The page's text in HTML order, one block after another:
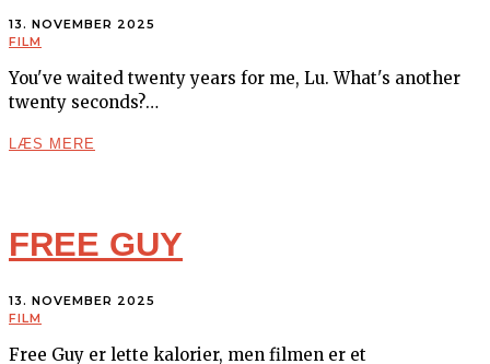
13. NOVEMBER 2025
FILM
You've waited twenty years for me, Lu. What's another
twenty seconds?…
LÆS MERE
FREE GUY
13. NOVEMBER 2025
FILM
Free Guy er lette kalorier, men filmen er et